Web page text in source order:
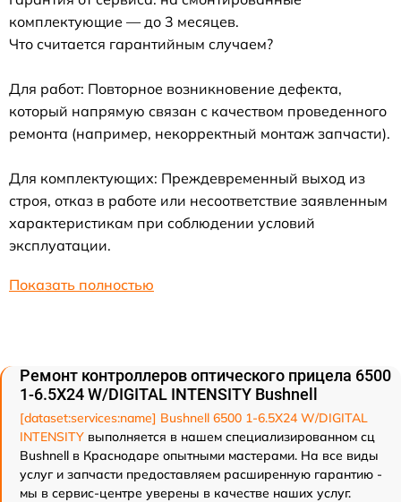
комплектующие — до 3 месяцев.
Что считается гарантийным случаем?
Для работ: Повторное возникновение дефекта,
который напрямую связан с качеством проведенного
ремонта (например, некорректный монтаж запчасти).
Для комплектующих: Преждевременный выход из
строя, отказ в работе или несоответствие заявленным
характеристикам при соблюдении условий
эксплуатации.
Показать полностью
Ремонт контроллеров оптического прицела 6500
1-6.5X24 W/DIGITAL INTENSITY Bushnell
[dataset:services:name] Bushnell 6500 1-6.5X24 W/DIGITAL
INTENSITY выполняется в нашем специализированном сц
Bushnell в Краснодаре опытными мастерами. На все виды
услуг и запчасти предоставляем расширенную гарантию -
мы в сервис-центре уверены в качестве наших услуг.